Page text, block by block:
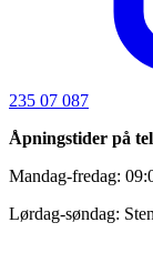
235 07 087
Åpningstider på
Mandag-fredag:
Lørdag-søndag: